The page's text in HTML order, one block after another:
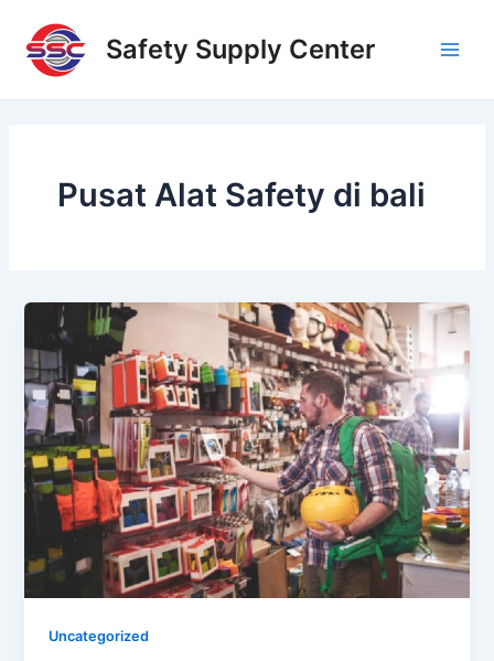
content
Safety Supply Center
Pusat Alat Safety di bali
Uncategorized